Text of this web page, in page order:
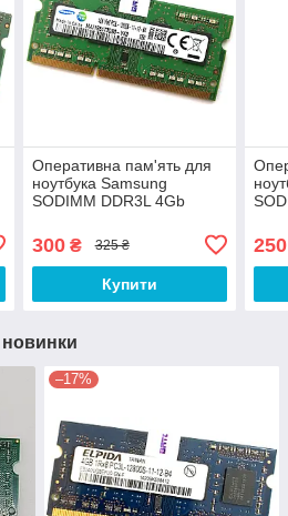
Оперативна пам'ять для
ноутбука Samsung
SODIMM DDR3L 4Gb
1R8 CL11
(M471B5173DB0-YK0) Б/В
300₴ 325 ₴
Купити
1R8
250
новинки
–17%